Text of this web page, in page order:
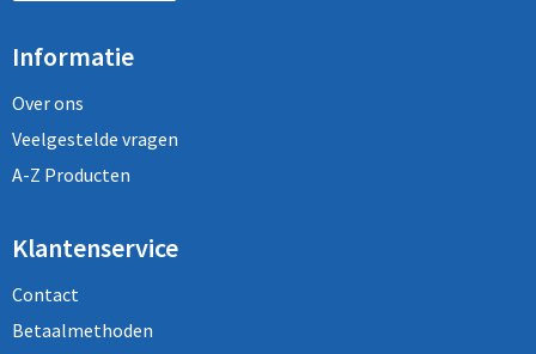
Informatie
Over ons
Veelgestelde vragen
A-Z Producten
Klantenservice
Contact
Betaalmethoden